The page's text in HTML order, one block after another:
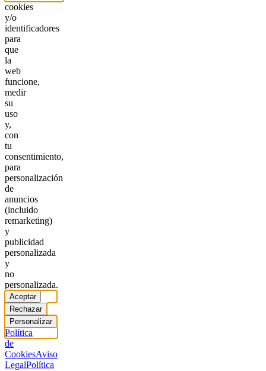
cookies
y/o
identificadores
para
que
la
web
funcione,
medir
su
uso
y,
con
tu
consentimiento,
para
personalización
de
anuncios
(incluido
remarketing)
y
publicidad
personalizada
y
no
personalizada.
Aceptar
Rechazar
Personalizar
Política
de
CookiesAviso
LegalPolítica